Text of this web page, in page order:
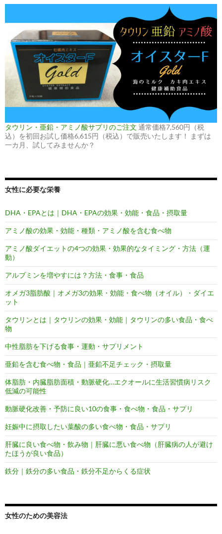
タウリン・亜鉛・アミノ酸サプリのご注文 通常価格7,560円（税
込）を初回お試し価格6,615円（税込）で販売いたします！ まずは
一カ月、試してみませんか？
女性に必要な栄養
DHA・EPAとは｜DHA・EPAの効果・効能・食品・摂取量
アミノ酸の効果・効能・種類・アミノ酸を含む食べ物
アミノ酸ダイエットの4つの効果・効果的なタイミング・方法（運
動）
アルブミンを増やすには？方法・食事・食品
オメガ3脂肪酸｜オメガ3の効果・効能・食べ物（オイル）・ダイエ
ット
タウリンとは｜タウリンの効果・効能｜タウリンの多い食品・食べ
物
中性脂肪を下げる食事・運動・サプリメント
亜鉛を含む食べ物・食品｜亜鉛不足チェック・摂取量
体脂肪・内臓脂肪面積・動脈硬化…エクオールに生活習慣病リスク
低減の可能性
動脈硬化改善・予防に良い10の食事・食べ物・食品・サプリ
妊娠中に摂取したい葉酸の多い食べ物・食品・サプリ
肝臓に良い食べ物・飲み物｜肝臓に悪い食べ物（肝臓病の人が避け
たほうが良い食品）
鉄分｜鉄分の多い食品・鉄分不足からくる症状
女性のための美容法